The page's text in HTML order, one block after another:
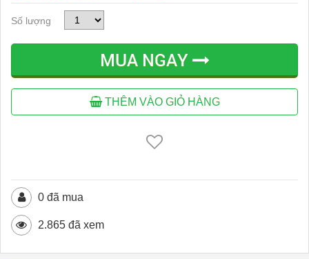
Số lượng
MUA NGAY
THÊM VÀO GIỎ HÀNG
0 đã mua
2.865 đã xem